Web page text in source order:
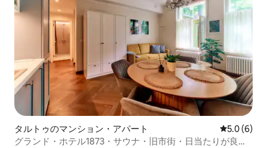
タルトゥのマンション・アパート レビュー6
5.0 (6)
グランド・ホテル1873・サウナ・旧市街・日当たりが良く